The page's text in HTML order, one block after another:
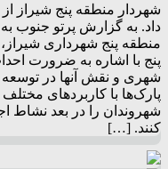
شهردار منطقه پنج شیراز
داد. به گزارش پرتو جنوب
منطقه پنج شهرداری
پنج با اشاره به ضرورت
شهری و نقش آنها در
پارک‌ها با کاربردهای
شهروندان را در بعد نشاط
کنند. […]